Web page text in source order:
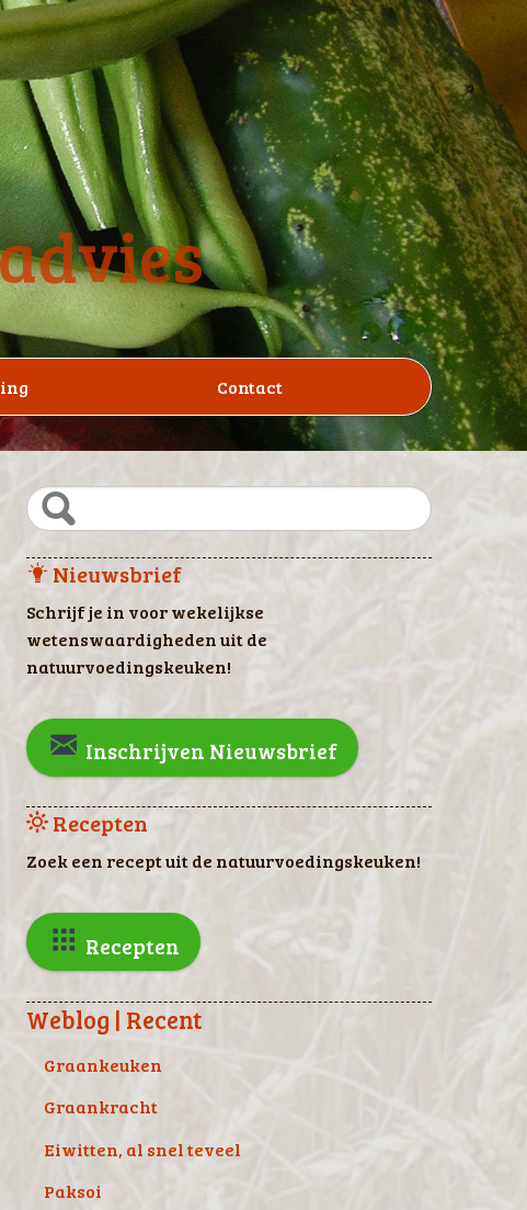
Contact
Nieuwsbrief
Schrijf je in voor wekelijkse
wetenswaardigheden uit de
natuurvoedingskeuken!
Inschrijven Nieuwsbrief
Recepten
Zoek een recept uit de natuurvoedingskeuken!
Recepten
Weblog | Recent
Graankeuken
Graankracht
Eiwitten, al snel teveel
Paksoi